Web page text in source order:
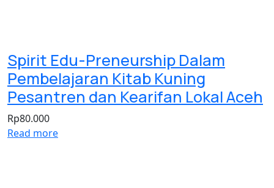
Spirit Edu-Preneurship Dalam
Pembelajaran Kitab Kuning
Pesantren dan Kearifan Lokal Aceh
Rp80.000
Read more